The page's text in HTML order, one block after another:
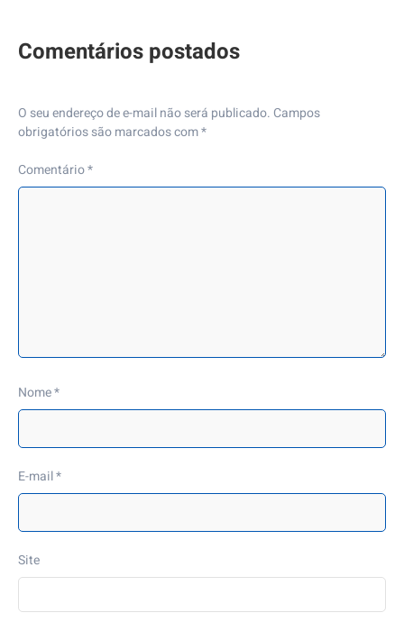
O seu endereço de e-mail não será publicado. Campos
obrigatórios são marcados com*
Comentário*
Nome*
E-mail*
Site